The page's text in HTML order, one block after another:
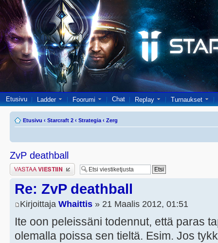
Etusivu Ladder Foorumi Chat Replay Turnaukset
Etusivu ‹ Starcraft 2 ‹ Strategia ‹ Zerg
ZvP deathball
Lähetä vastaus
Re: ZvP deathball
Kirjoittaja Whaittis » 21 Maalis 2012, 01:51
Ite oon peleissäni todennut, että paras
olemalla poissa sen tieltä. Esim. Jos